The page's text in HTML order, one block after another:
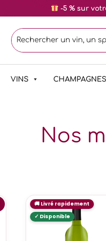
-5 % sur
VINS CHAMPAGNES
Nos